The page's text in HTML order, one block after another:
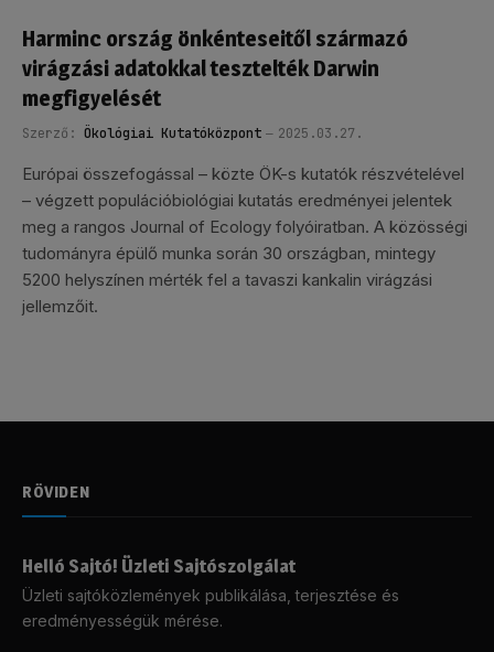
Harminc ország önkénteseitől származó
virágzási adatokkal tesztelték Darwin
megfigyelését
Szerző: Ökológiai Kutatóközpont 2025.03.27.
Európai összefogással – közte ÖK-s kutatók részvételével
– végzett populációbiológiai kutatás eredményei jelentek
meg a rangos Journal of Ecology folyóiratban. A közösségi
tudományra épülő munka során 30 országban, mintegy
5200 helyszínen mérték fel a tavaszi kankalin virágzási
jellemzőit.
RÖVIDEN
Helló Sajtó! Üzleti Sajtószolgálat
Üzleti sajtóközlemények publikálása, terjesztése és
eredményességük mérése.